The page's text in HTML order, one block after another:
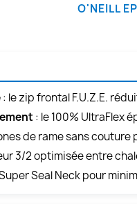
O'NEILL
: le zip frontal F.U.Z.E.
: le 100% UltraFlex
de rame sans
3/2 optimisée entre
Seal Neck pour